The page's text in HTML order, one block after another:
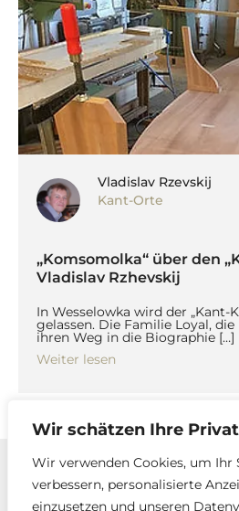
Wir schätzen Ihre
Wir verwenden Cookies, um Ihr
verbessern, personalisierte
einzusetzen und unseren
Vladislav Rzevskij
Kant-Orte
„Komsomolka“ über den
Vladislav Rzhevskij
In Wesselowka wird der „Kant-
gelassen. Die Familie Loyal,
ihren Weg in die Biographie […]
Weiter lesen
Kontakt